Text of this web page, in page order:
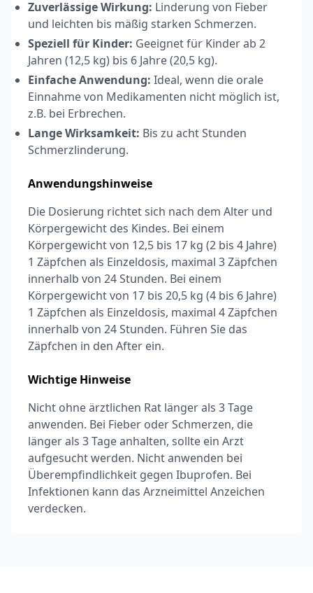
Zuverlässige Wirkung: Linderung von Fieber
und leichten bis mäßig starken Schmerzen.
Speziell für Kinder: Geeignet für Kinder ab 2
Jahren (12,5 kg) bis 6 Jahre (20,5 kg).
Einfache Anwendung: Ideal, wenn die orale
Einnahme von Medikamenten nicht möglich ist,
z.B. bei Erbrechen.
Lange Wirksamkeit: Bis zu acht Stunden
Schmerzlinderung.
Anwendungshinweise
Die Dosierung richtet sich nach dem Alter und
Körpergewicht des Kindes. Bei einem
Körpergewicht von 12,5 bis 17 kg (2 bis 4 Jahre)
1 Zäpfchen als Einzeldosis, maximal 3 Zäpfchen
innerhalb von 24 Stunden. Bei einem
Körpergewicht von 17 bis 20,5 kg (4 bis 6 Jahre)
1 Zäpfchen als Einzeldosis, maximal 4 Zäpfchen
innerhalb von 24 Stunden. Führen Sie das
Zäpfchen in den After ein.
Wichtige Hinweise
Nicht ohne ärztlichen Rat länger als 3 Tage
anwenden. Bei Fieber oder Schmerzen, die
länger als 3 Tage anhalten, sollte ein Arzt
aufgesucht werden. Nicht anwenden bei
Überempfindlichkeit gegen Ibuprofen. Bei
Infektionen kann das Arzneimittel Anzeichen
verdecken.